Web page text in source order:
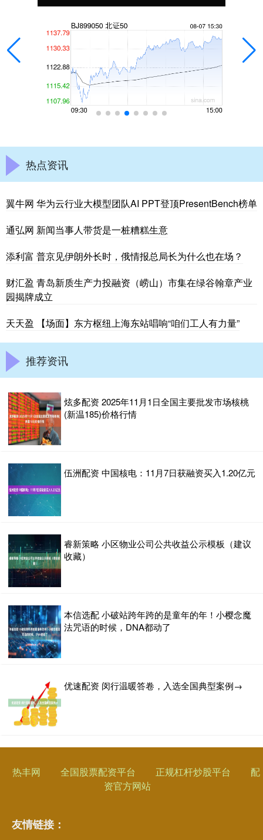
热点资讯
翼牛网 华为云行业大模型团队AI PPT登顶PresentBench榜单
通弘网 新闻当事人带货是一桩糟糕生意
添利富 普京见伊朗外长时，俄情报总局长为什么也在场？
财汇盈 青岛新质生产力投融资（崂山）市集在绿谷翰章产业
园揭牌成立
天天盈 【场面】东方枢纽上海东站唱响“咱们工人有力量”
推荐资讯
炫多配资 2025年11月1日全国主要批发市场核桃
(新温185)价格行情
伍洲配资 中国核电：11月7日获融资买入1.20亿元
睿新策略 小区物业公司公共收益公示模板（建议
收藏）
本信选配 小破站跨年跨的是童年的年！小樱念魔
法咒语的时候，DNA都动了
优速配资 闵行温暖答卷，入选全国典型案例→
热丰网 全国股票配资平台 正规杠杆炒股平台
配
资官方网站
友情链接：